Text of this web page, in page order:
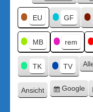
ohne
Titel
EU GF
MB rem
TK TV
Ansicht ausdrucken
Google